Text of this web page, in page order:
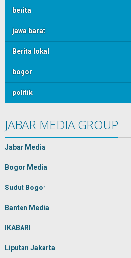
berita
jawa barat
Berita lokal
bogor
politik
JABAR MEDIA GROUP
Jabar Media
Bogor Media
Sudut Bogor
Banten Media
IKABARI
Liputan Jakarta